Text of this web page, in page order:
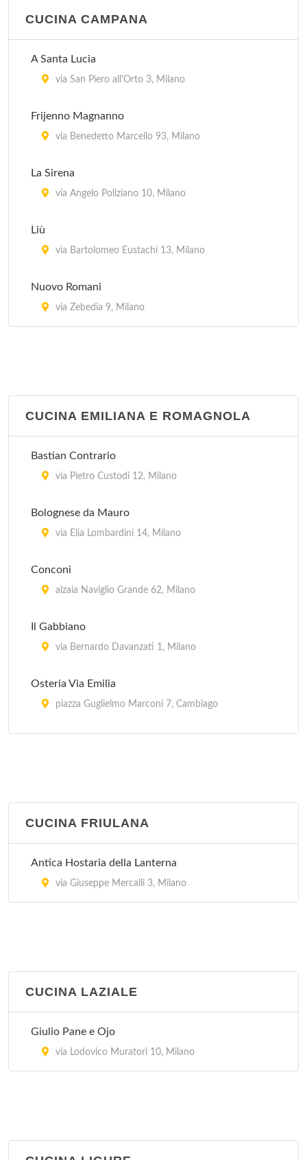
CUCINA CAMPANA
A Santa Lucia
via San Piero all'Orto 3, Milano
Frijenno Magnanno
via Benedetto Marcello 93, Milano
La Sirena
via Angelo Poliziano 10, Milano
Liù
via Bartolomeo Eustachi 13, Milano
Nuovo Romani
via Zebedia 9, Milano
CUCINA EMILIANA E ROMAGNOLA
Bastian Contrario
via Pietro Custodi 12, Milano
Bolognese da Mauro
via Elia Lombardini 14, Milano
Conconi
alzaia Naviglio Grande 62, Milano
Il Gabbiano
via Bernardo Davanzati 1, Milano
Osteria Via Emilia
piazza Guglielmo Marconi 7, Cambiago
CUCINA FRIULANA
Antica Hostaria della Lanterna
via Giuseppe Mercalli 3, Milano
CUCINA LAZIALE
Giulio Pane e Ojo
via Lodovico Muratori 10, Milano